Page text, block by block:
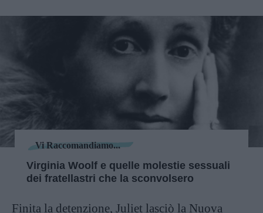
Vi Raccomandiamo...
Virginia Woolf e quelle molestie sessuali
dei fratellastri che la sconvolsero
Finita la detenzione, Juliet lasciò la Nuova